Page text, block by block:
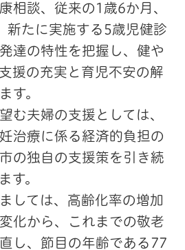
相談、従来の1歳6か月、
新たに実施する5歳児健診
達の特性を把握し、健や
援の充実と育児不安の解
す。
む夫婦の支援としては、
治療に係る経済的負担の
の独自の支援策を引き続
す。
しては、高齢化率の増加
化から、これまでの敬老
し、節目の年齢である77